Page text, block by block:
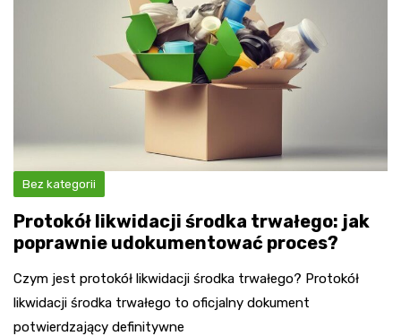
Bez kategorii
Protokół likwidacji środka trwałego: jak
poprawnie udokumentować proces?
Czym jest protokół likwidacji środka trwałego? Protokół
likwidacji środka trwałego to oficjalny dokument
potwierdzający definitywne